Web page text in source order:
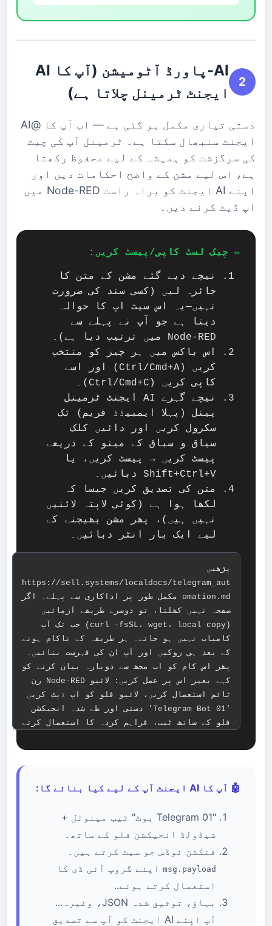
2
AI-پاورڈ آٹومیشن (آپ کا AI
ایجنٹ ٹرمینل چلاتا ہے)
دستی تیاری مکمل ہو گئی ہے — اب آپ کا @AI
ایجنٹ سنبھال سکتا ہے۔ ٹرمینل آپ کی چیٹ
کی سرگزشت کو ہمیشہ کے لیے محفوظ رکھتا
ہے، اس لیے مشن کے واضح احکامات دیں اور
اپنے AI ایجنٹ کو براہ راست Node-RED میں
اپ ڈیٹ کرنے دیں۔
✏️ چیک لسٹ کاپی/پیسٹ کریں:
نیچے دیے گئے مشن کے متن کا
جائزہ لیں (کسی سند کی ضرورت
نہیں—یہ اس سیٹ اپ کا حوالہ
دیتا ہے جو آپ نے پہلے سے
Node-RED میں ترتیب دیا ہے)۔
اس باکس میں ہر چیز کو منتخب
کریں (Ctrl/Cmd+A) اور اسے
کاپی کریں (Ctrl/Cmd+C)۔
نیچے گہرے AI ایجنٹ ٹرمینل
پینل (پہلا ایمبیڈڈ فریم) تک
سکرول کریں اور دائیں کلک
سیاق و سباق کے مینو کے ذریعے
پیسٹ کریں → پیسٹ کریں، یا
Shift+Ctrl+V دبائیں۔
متن کی تصدیق کریں جیسا کہ
لکھا ہوا ہے (کوئی لاپتہ لائنیں
نہیں ہیں)، پھر مشن بھیجنے کے
لیے ایک بار انٹر دبائیں۔
🤖 آپ کا AI ایجنٹ آپ کے لیے کیا بنائے گا:
"01 Telegram بوٹ" ٹیب مینوئل +
شیڈولڈ انجیکشن فلو کے ساتھ۔
فنکشن نوڈس جو سیٹ کرتے ہیں۔
msg.payload
اپنے گروپ آئی ڈی کا
استعمال کرتے ہوئے..
بہاؤ، توثیق شدہ JSON، وغیرہ...
آپ اپنے AI ایجنٹ کو آپ سے تصدیق